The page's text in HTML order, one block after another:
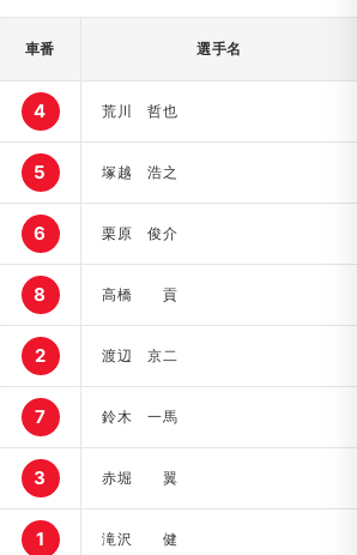
車番 選手名
4 荒川 哲也
5 塚越 浩之
6 栗原 俊介
8 高橋 貢
2 渡辺 京二
7 鈴木 一馬
3 赤堀 翼
1 滝沢 健